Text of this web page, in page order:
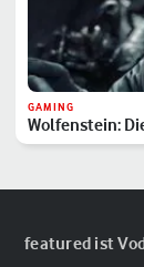
GAMING
Wolfenstein:
featured ist